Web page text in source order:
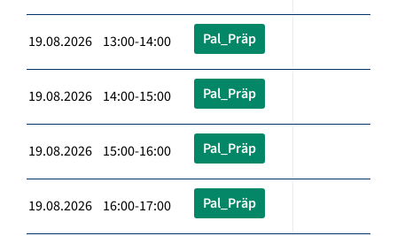
19.08.2026 13:00-14:00 Pal_Präp
19.08.2026 14:00-15:00 Pal_Präp
19.08.2026 15:00-16:00 Pal_Präp
19.08.2026 16:00-17:00 Pal_Präp